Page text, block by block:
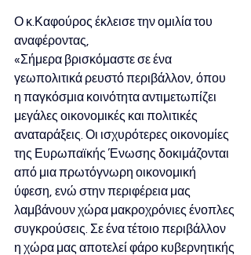
Ο κ.Καφούρος έκλεισε την ομιλία του
αναφέροντας,
«Σήμερα βρισκόμαστε σε ένα
γεωπολιτικά ρευστό περιβάλλον, όπου
η παγκόσμια κοινότητα αντιμετωπίζει
μεγάλες οικονομικές και πολιτικές
αναταράξεις. Οι ισχυρότερες οικονομίες
της Ευρωπαϊκής Ένωσης δοκιμάζονται
από μια πρωτόγνωρη οικονομική
ύφεση, ενώ στην περιφέρεια μας
λαμβάνουν χώρα μακροχρόνιες ένοπλες
συγκρούσεις. Σε ένα τέτοιο περιβάλλον
η χώρα μας αποτελεί φάρο κυβερνητικής